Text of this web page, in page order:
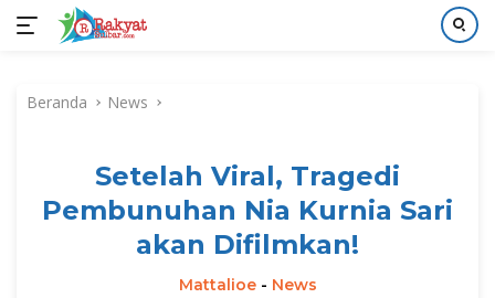
kontenBeranda News
Setelah Viral, Tragedi
Pembunuhan Nia Kurnia Sari
akan Difilmkan!
Mattalioe- News